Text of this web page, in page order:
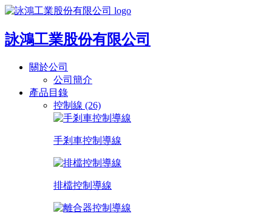
詠鴻工業股份有限公司
關於公司
公司簡介
產品目錄
控制線 (26)
手剎車控制導線
排檔控制導線